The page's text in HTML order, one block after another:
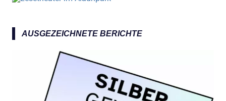
AUSGEZEICHNETE BERICHTE